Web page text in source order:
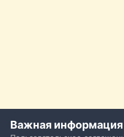
Важная информация